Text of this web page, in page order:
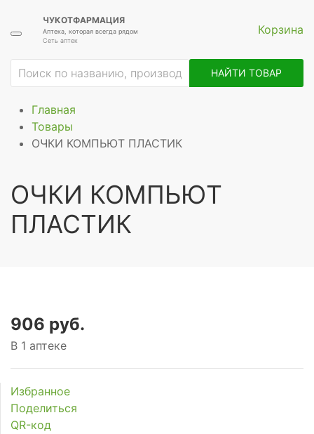
ЧУКОТФАРМАЦИЯ
Аптека, которая всегда рядом
Сеть аптек
Корзина
НАЙТИ ТОВАР
Главная
Товары
ОЧКИ КОМПЬЮТ ПЛАСТИК
ОЧКИ КОМПЬЮТ
ПЛАСТИК
906 руб.
В 1 аптеке
Избранное
Поделиться
QR-код